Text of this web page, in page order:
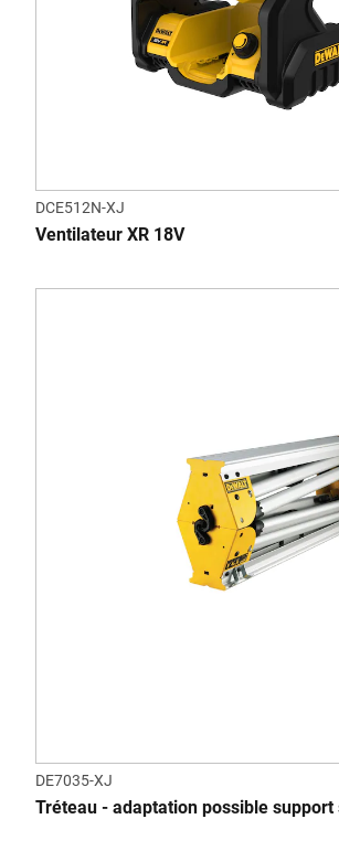
DCE512N-XJ
Ventilateur XR 18V
DE7035-XJ
Tréteau - adaptation possible